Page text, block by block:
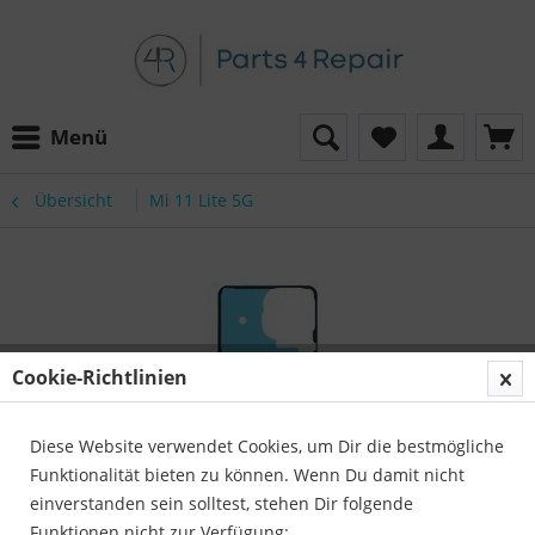
Menü
Übersicht Mi 11 Lite 5G
Cookie-Richtlinien
Diese Website verwendet Cookies, um Dir die bestmögliche
Funktionalität bieten zu können. Wenn Du damit nicht
einverstanden sein solltest, stehen Dir folgende